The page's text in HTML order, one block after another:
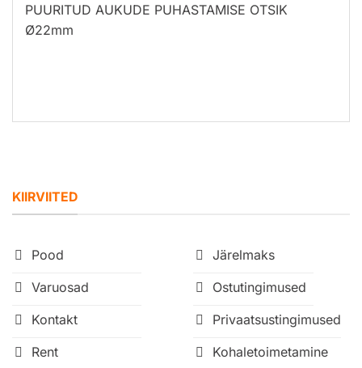
PUURITUD AUKUDE PUHASTAMISE OTSIK
Ø22mm
KIIRVIITED
Pood
Varuosad
Kontakt
Rent
Järelmaks
Ostutingimused
Privaatsustingimused
Kohaletoimetamine